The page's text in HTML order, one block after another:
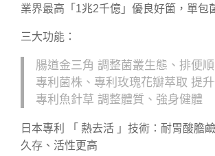
業界最高「1兆2千億」優良好箘，單包
三大功能：
腸道金三角 調整菌叢生態、排便
專利菌株、專利玫瑰花瓣萃取 提
️專利魚針草 調整體質、強身健體
日本專利 「 熱去活 」技術：耐胃酸膽
久存、活性更高